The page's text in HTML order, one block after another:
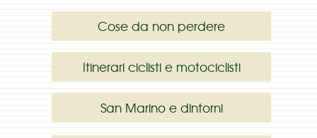
Cose da non perdere
Itinerari ciclisti e motociclisti
San Marino e dintorni